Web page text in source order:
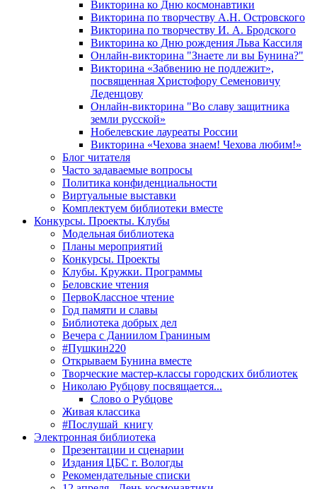
Викторина ко Дню космонавтики
Викторина по творчеству А.Н. Островского
Викторина по творчеству И. А. Бродского
Викторина ко Дню рождения Льва Кассиля
Онлайн-викторина "Знаете ли вы Бунина?"
Викторина «Забвению не подлежит»,
посвященная Христофору Семеновичу
Леденцову
Онлайн-викторина "Во славу защитника
земли русской»
Нобелевские лауреаты России
Викторина «Чехова знаем! Чехова любим!»
Блог читателя
Часто задаваемые вопросы
Политика конфиденциальности
Виртуальные выставки
Комплектуем библиотеки вместе
Конкурсы. Проекты. Клубы
Модельная библиотека
Планы мероприятий
Конкурсы. Проекты
Клубы. Кружки. Программы
Беловские чтения
ПервоКлассное чтение
Год памяти и славы
Библиотека добрых дел
Вечера с Даниилом Граниным
#Пушкин220
Открываем Бунина вместе
Творческие мастер-классы городских библиотек
Николаю Рубцову посвящается...
Слово о Рубцове
Живая классика
#Послушай_книгу
Электронная библиотека
Презентации и сценарии
Издания ЦБС г. Вологды
Рекомендательные списки